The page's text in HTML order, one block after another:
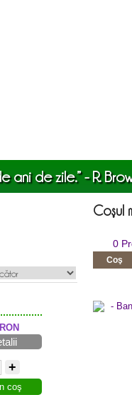
ani de zile.” - R.
RON
+
coş
Coşul
0
Coş